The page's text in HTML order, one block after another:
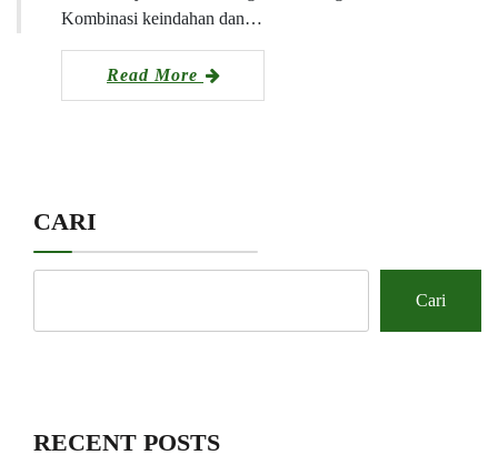
Kombinasi keindahan dan…
Read More
CARI
Cari
RECENT POSTS